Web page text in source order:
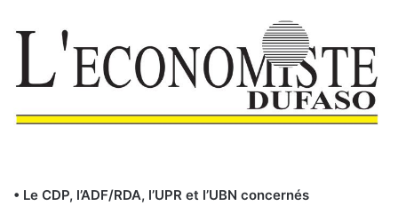
• Le CDP, l’ADF/RDA, l’UPR et l’UBN concernés